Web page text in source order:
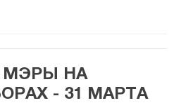
МЭРЫ НА
- 31 МАРТА